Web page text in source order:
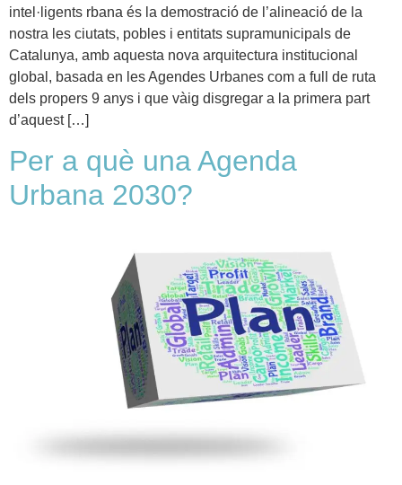
intel·ligents rbana és la demostració de l’alineació de la
nostra les ciutats, pobles i entitats supramunicipals de
Catalunya, amb aquesta nova arquitectura institucional
global, basada en les Agendes Urbanes com a full de ruta
dels propers 9 anys i que vàig disgregar a la primera part
d’aquest […]
Per a què una Agenda
Urbana 2030?